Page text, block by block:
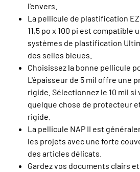
l'envers.
La pellicule de plastification
11,5 po x 100 pi est compatible
systèmes de plastification
des selles bleues.
Choisissez la bonne pellicule
L'épaisseur de 5 mil offre une
rigide. Sélectionnez le 10 mil si
quelque chose de protecteur
rigide.
La pellicule NAP II est
les projets avec une forte
des articles délicats.
Gardez vos documents clairs